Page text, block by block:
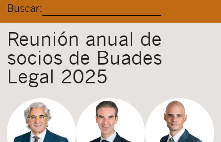
Buscar:
Reunión anual de
socios de Buades
Legal 2025